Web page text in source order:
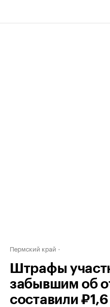
Пермский край
Штрафы
забывшим об
составили